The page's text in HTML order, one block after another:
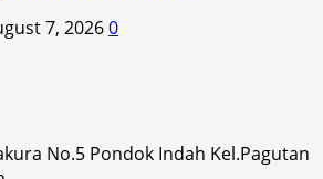
7, 20260
No.5 Pondok Indah Kel.Pagutan